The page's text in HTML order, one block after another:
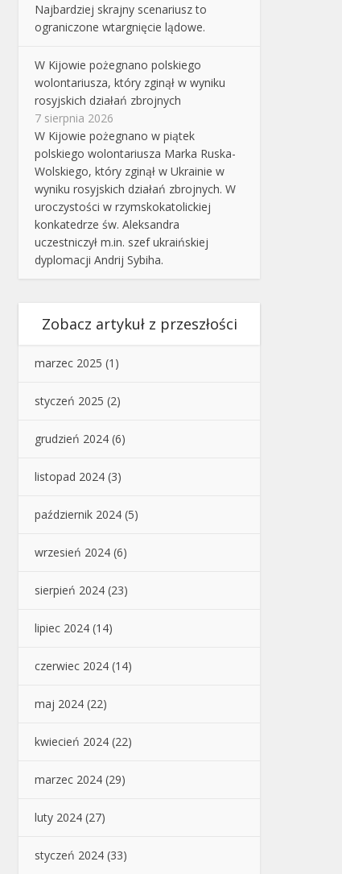
Najbardziej skrajny scenariusz to
ograniczone wtargnięcie lądowe.
W Kijowie pożegnano polskiego
wolontariusza, który zginął w wyniku
rosyjskich działań zbrojnych
7 sierpnia 2026
W Kijowie pożegnano w piątek
polskiego wolontariusza Marka Ruska-
Wolskiego, który zginął w Ukrainie w
wyniku rosyjskich działań zbrojnych. W
uroczystości w rzymskokatolickiej
konkatedrze św. Aleksandra
uczestniczył m.in. szef ukraińskiej
dyplomacji Andrij Sybiha.
Zobacz artykuł z przeszłości
marzec 2025 (1)
styczeń 2025 (2)
grudzień 2024 (6)
listopad 2024 (3)
październik 2024 (5)
wrzesień 2024 (6)
sierpień 2024 (23)
lipiec 2024 (14)
czerwiec 2024 (14)
maj 2024 (22)
kwiecień 2024 (22)
marzec 2024 (29)
luty 2024 (27)
styczeń 2024 (33)